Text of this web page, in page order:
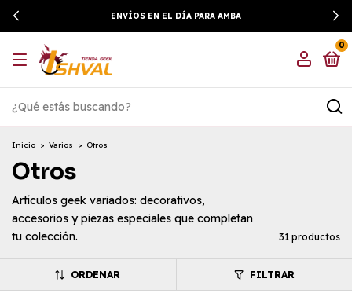
ENVÍOS EN EL DÍA PARA AMBA
0
Inicio > Varios > Otros
Otros
Artículos geek variados: decorativos,
accesorios y piezas especiales que completan
tu colección.
31 productos
ORDENAR FILTRAR